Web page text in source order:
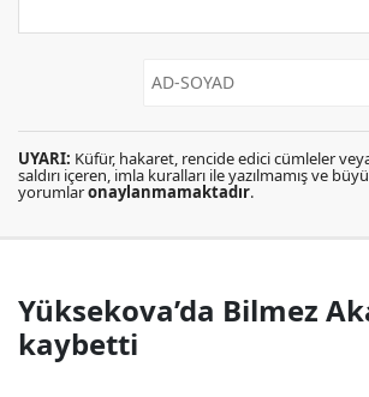
UYARI: Küfür, hakaret, rencide edici cümleler
saldırı içeren, imla kuralları ile yazılmamış ve
yorumlaronaylanmamaktadır.
Yüksekova’da Bilmez
kaybetti